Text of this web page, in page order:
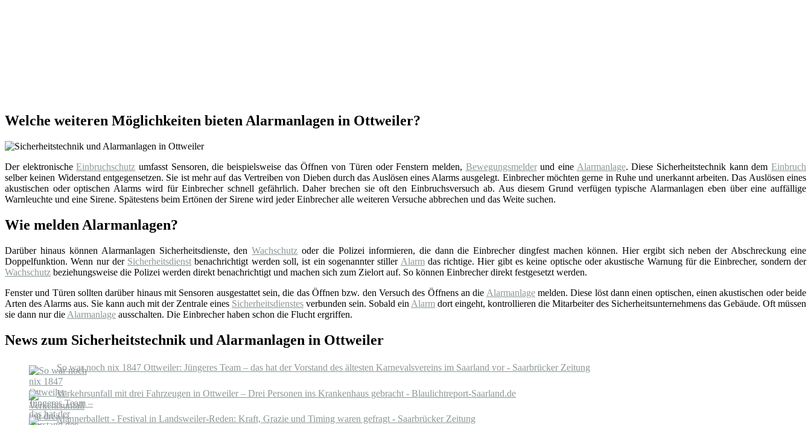
Welche weiteren Möglichkeiten bieten Alarmanlagen in Ottweiler?
Der elektronischeEinbruchschutz umfasst Sensoren, die beispielsweise das Öffnen von Türen oder Fenstern melden, Bewegungsmelderund eine Alarmanlage. Diese Sicherheitstechnik kann demEinbruch
selber keinen Widerstand entgegensetzen. Sie ist mehr auf das Vertreiben von Dieben durch das Auslösen eines Alarms ausgelegt. Einbrecher möchten gerne in Ruhe und unerkannt arbeiten. Das Auslösen eines
akustischen oder optischen Alarms wird für Einbrecher schnell gefährlich. Daher brechen sie oft den Einbruchsversuch ab. Aus diesem Grund verfügen typische Alarmanlagen eben über eine auffällige
Warnleuchte und eine Sirene. Spätestens beim Ertönen der Sirene wird jeder Einbrecher alle weiteren Versuche abbrechen und das Weite suchen.
Wie melden Alarmanlagen?
Darüber hinaus können Alarmanlagen Sicherheitsdienste, denWachschutz oder die Polizei informieren, die dann die Einbrecher dingfest machen können. Hier ergibt sich neben der Abschreckung eine
Doppelfunktion. Wenn nur der Sicherheitsdienst benachrichtigt werden soll, ist ein sogenannter stiller Alarmdas richtige. Hier gibt es keine optische oder akustische Warnung für die Einbrecher, sondern der
Wachschutz beziehungsweise die Polizei werden direkt benachrichtigt und machen sich zum Zielort auf. So können Einbrecher direkt festgesetzt werden.
Fenster und Türen sollten darüber hinaus mit Sensoren ausgestattet sein, die das Öffnen bzw. den Versuch des Öffnens an die Alarmanlagemelden. Diese löst dann einen optischen, einen akustischen oder beide
Arten des Alarms aus. Sie kann auch mit der Zentrale eines Sicherheitsdienstes verbunden sein. Sobald ein Alarm dort eingeht, kontrollieren die Mitarbeiter des Sicherheitsunternehmens das Gebäude. Oft müssen
sie dann nur die Alarmanlage ausschalten. Die Einbrecher haben schon die Flucht ergriffen.
News zum Sicherheitstechnik und Alarmanlagen in Ottweiler
So war noch nix 1847 Ottweiler: Jüngeres Team – das hat der Vorstand des ältesten Karnevalsvereins im Saarland vor - Saarbrücker Zeitung
Verkehrsunfall mit drei Fahrzeugen in Ottweiler – Drei Personen ins Krankenhaus gebracht - Blaulichtreport-Saarland.de
Männerballett - Festival in Landsweiler-Reden: Kraft, Grazie und Timing waren gefragt - Saarbrücker Zeitung